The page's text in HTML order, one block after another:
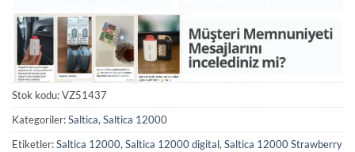
Stok kodu:VZ51437
Kategoriler:Saltica, Saltica 12000
Etiketler:Saltica 12000, Saltica 12000 digital, Saltica 12000 Strawberry